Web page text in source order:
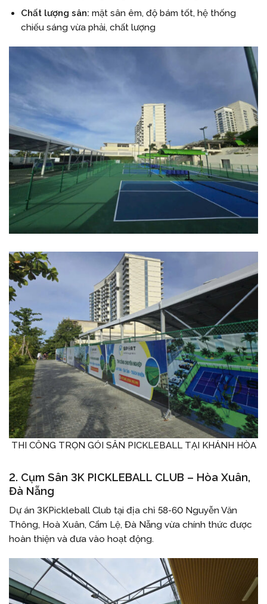
Chất lượng sân: mặt sân êm, độ bám tốt, hệ thống
chiếu sáng vừa phải, chất lượng
THI CÔNG TRỌN GÓI SÂN PICKLEBALL TẠI KHÁNH HÒA
2. Cụm Sân 3K PICKLEBALL CLUB – Hòa Xuân,
Đà Nẵng
Dự án 3KPickleball Club tại địa chỉ 58-60 Nguyễn Văn
Thông, Hoà Xuân, Cẩm Lệ, Đà Nẵng vừa chính thức được
hoàn thiện và đưa vào hoạt động.